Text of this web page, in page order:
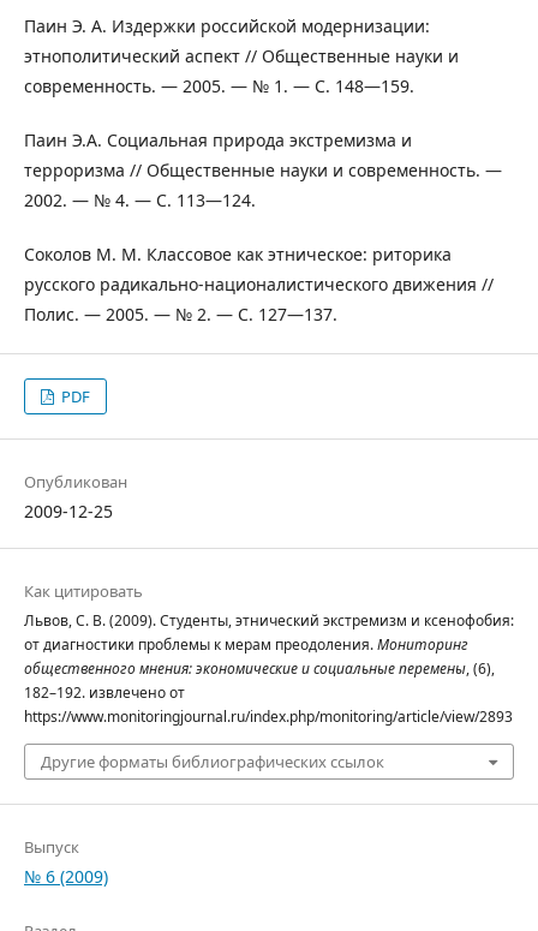
Паин Э. А. Издержки российской модернизации:
этнополитический аспект // Общественные науки и
современность. — 2005. — № 1. — С. 148—159.
Паин Э.А. Социальная природа экстремизма и
терроризма // Общественные науки и современность. —
2002. — № 4. — С. 113—124.
Соколов М. М. Классовое как этническое: риторика
русского радикально-националистического движения //
Полис. — 2005. — № 2. — С. 127—137.
PDF
Опубликован
2009-12-25
Как цитировать
Львов, С. В. (2009). Студенты, этнический экстремизм и ксенофобия:
от диагностики проблемы к мерам преодоления.Мониторинг
общественного мнения: экономические и социальные перемены, (6),
182–192. извлечено от
https://www.monitoringjournal.ru/index.php/monitoring/article/view/2893
Другие форматы библиографических ссылок
Выпуск
№ 6 (2009)